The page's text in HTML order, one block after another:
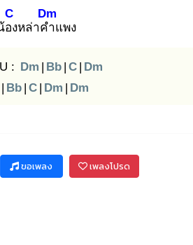
อง
C
หล่าคำ
Dm
แพง
: Dm | Bb | C | Dm
| Bb | C | Dm | Dm
ขอเพลง เพลงโปรด